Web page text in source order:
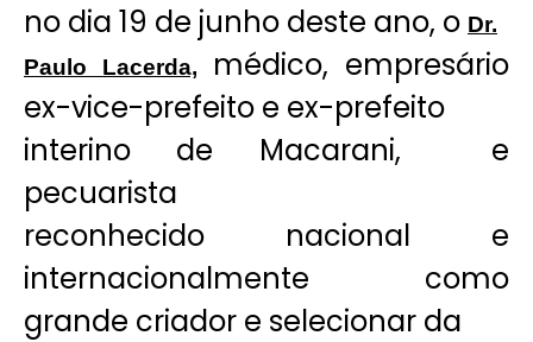
no dia 19 de junho deste ano, o Dr.
Paulo Lacerda,
médico, empresário
ex-vice-prefeito e ex-prefeito
interino de Macarani, e
pecuarista
reconhecido nacional e
internacionalmente como
grande criador e selecionar da